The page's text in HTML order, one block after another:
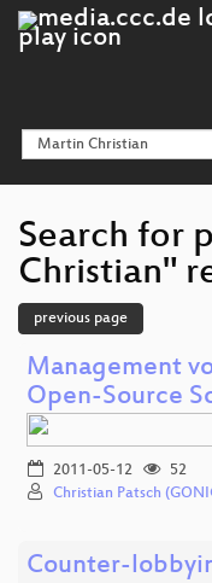
Search for
Christian"
previous page
Management
Open-Source
2011-05-12
52
Christian Patsch
Counter-